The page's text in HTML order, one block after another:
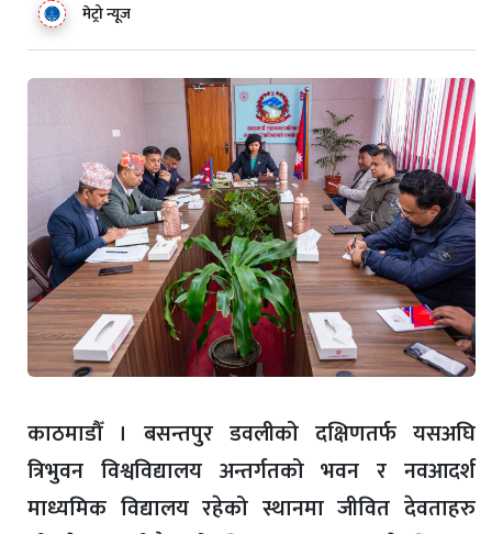
मेट्रो न्यूज
काठमाडौँ । बसन्तपुर डवलीको दक्षिणतर्फ यसअघि
त्रिभुवन विश्वविद्यालय अन्तर्गतको भवन र नवआदर्श
माध्यमिक विद्यालय रहेको स्थानमा जीवित देवताहरु